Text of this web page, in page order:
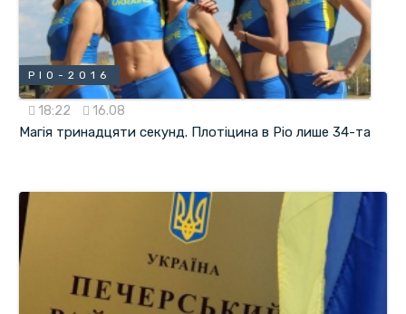
РІО-2016
18:22 16.08
Магія тринадцяти секунд. Плотіцина в Ріо лише 34-та